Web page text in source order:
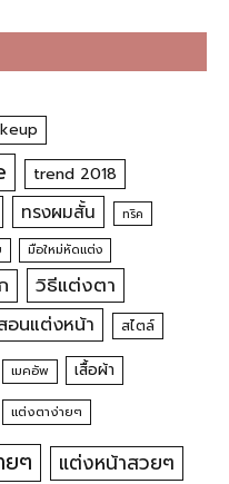
trend 2018
ทรงผมสั้น ทริค
มือใหม่หัดแต่ง
วิธีแต่งตา
อนแต่งหน้า สไตล์
เมคอัพ เสื้อผ้า
แต่งตาง่ายๆ
ยๆ แต่งหน้าสวยๆ